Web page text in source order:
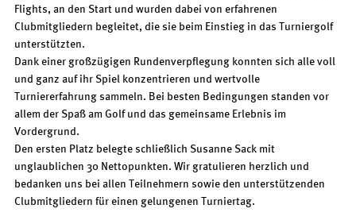
Flights, an den Start und wurden dabei von erfahrenen
Clubmitgliedern begleitet, die sie beim Einstieg in das Turniergolf
unterstützten.
Dank einer großzügigen Rundenverpflegung konnten sich alle voll
und ganz auf ihr Spiel konzentrieren und wertvolle
Turniererfahrung sammeln. Bei besten Bedingungen standen vor
allem der Spaß am Golf und das gemeinsame Erlebnis im
Vordergrund.
Den ersten Platz belegte schließlich Susanne Sack mit
unglaublichen 30 Nettopunkten. Wir gratulieren herzlich und
bedanken uns bei allen Teilnehmern sowie den unterstützenden
Clubmitgliedern für einen gelungenen Turniertag.